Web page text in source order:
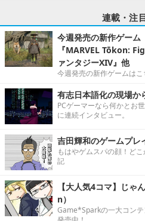
連載・注
今週発売の新作ゲー
『MARVEL Tōkon:
ァンタジーXIV』他
今週発売の新作ゲームはこ
有志日本語化の現場か
PCゲーマーなら何かとお
に連続インタビュー。
吉田輝和のゲームプレ
もはやゲムスパの顔！ど
記
【大人気4コマ】じ
n）
Game*Sparkの一大コン